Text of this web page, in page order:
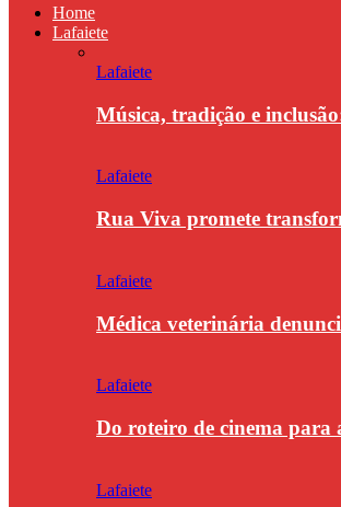
Home
Lafaiete
Lafaiete
Música, tradição e
Lafaiete
Rua Viva promete
Lafaiete
Médica veterinária
Lafaiete
Do roteiro de cinema
Lafaiete